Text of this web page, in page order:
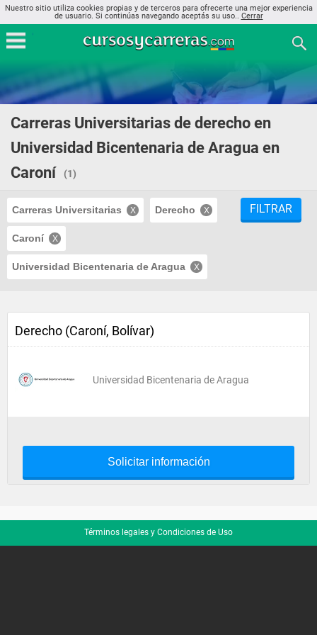
Nuestro sitio utiliza cookies propias y de terceros para ofrecerte una mejor experiencia
de usuario. Si continúas navegando aceptás su uso.. Cerrar
Carreras Universitarias de derecho en
Universidad Bicentenaria de Aragua en
Caroní
(1)
Carreras Universitarias Derecho
Caroní
Universidad Bicentenaria de Aragua
FILTRAR
Derecho (Caroní, Bolívar)
Universidad Bicentenaria de Aragua
Solicitar información
Términos legales y Condiciones de Uso